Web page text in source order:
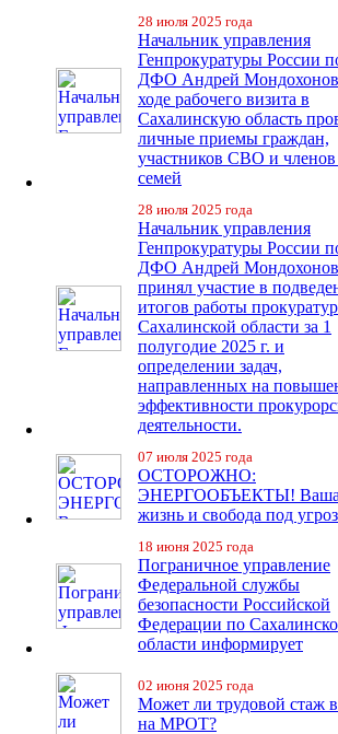
28 июля 2025 года
Начальник управления
Генпрокуратуры России
ДФО Андрей
ходе рабочего визита в
Сахалинскую область
личные приемы граждан,
участников СВО и
семей
28 июля 2025 года
Начальник управления
Генпрокуратуры России
ДФО Андрей Мондохонов
принял участие в
итогов работы
Сахалинской области за 1
полугодие 2025 г. и
определении задач,
направленных на
эффективности
деятельности.
07 июля 2025 года
ОСТОРОЖНО:
ЭНЕРГООБЪЕКТЫ! Ваша
жизнь и свобода под
18 июня 2025 года
Пограничное управление
Федеральной службы
безопасности Российской
Федерации по
области информирует
02 июня 2025 года
Может ли трудовой стаж
на МРОТ?